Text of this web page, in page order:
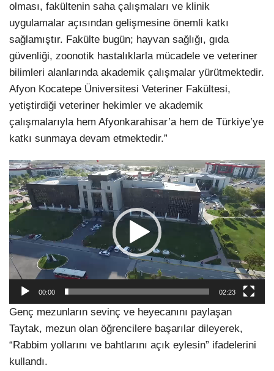
olması, fakültenin saha çalışmaları ve klinik
uygulamalar açısından gelişmesine önemli katkı
sağlamıştır. Fakülte bugün; hayvan sağlığı, gıda
güvenliği, zoonotik hastalıklarla mücadele ve veteriner
bilimleri alanlarında akademik çalışmalar yürütmektedir.
Afyon Kocatepe Üniversitesi Veteriner Fakültesi,
yetiştirdiği veteriner hekimler ve akademik
çalışmalarıyla hem Afyonkarahisar’a hem de Türkiye’ye
katkı sunmaya devam etmektedir.”
Video
oynatıcı
00:00 02:23
Genç mezunların sevinç ve heyecanını paylaşan
Taytak, mezun olan öğrencilere başarılar dileyerek,
“Rabbim yollarını ve bahtlarını açık eylesin” ifadelerini
kullandı.